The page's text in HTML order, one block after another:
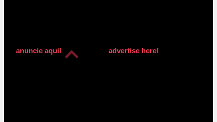
anuncie aqui! advertise here!